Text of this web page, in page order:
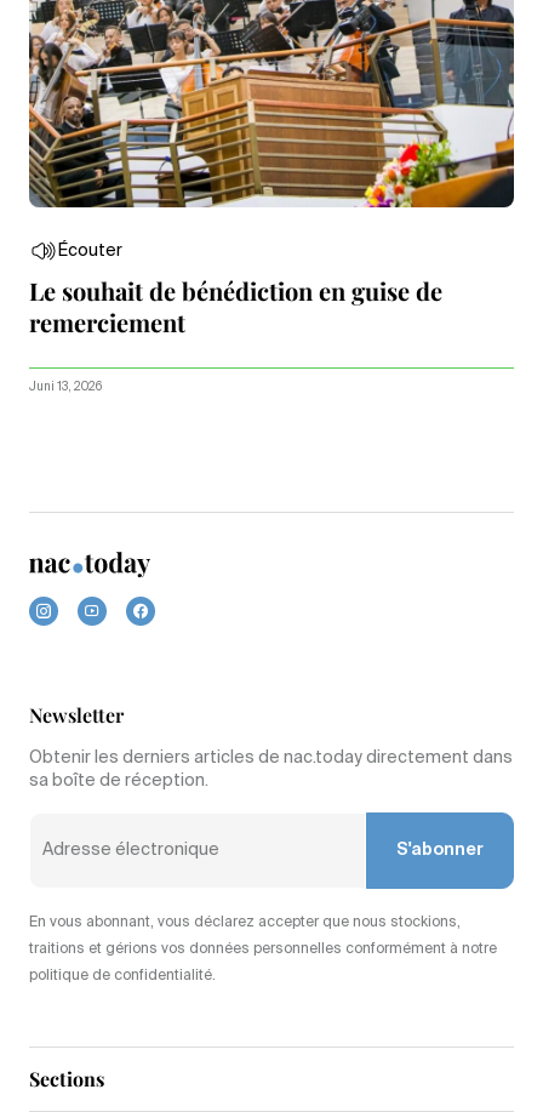
Écouter
Le souhait de bénédiction en guise de
remerciement
Juni 13, 2026
Sections
Newsletter
Obtenir les derniers articles de nac.today directement dans
sa boîte de réception.
S'abonner
En vous abonnant, vous déclarez accepter que nous stockions,
traitions et gérions vos données personnelles conformément à notre
politique de confidentialité.